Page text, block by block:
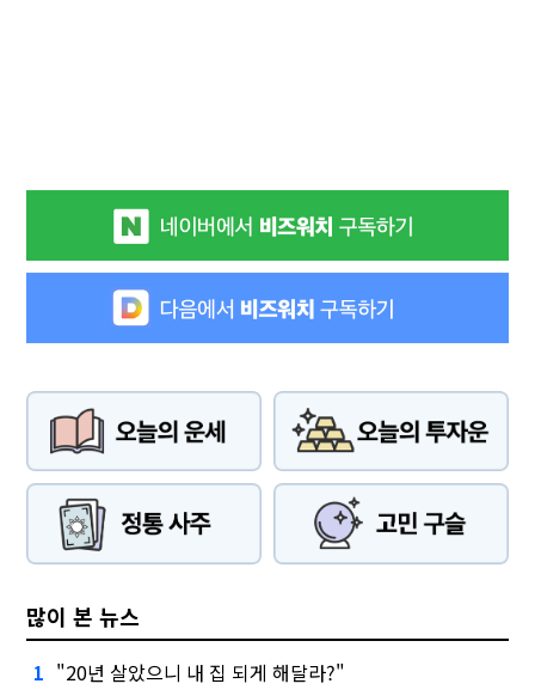
많이 본 뉴스
1 "20년 살았으니 내 집 되게 해달라?"